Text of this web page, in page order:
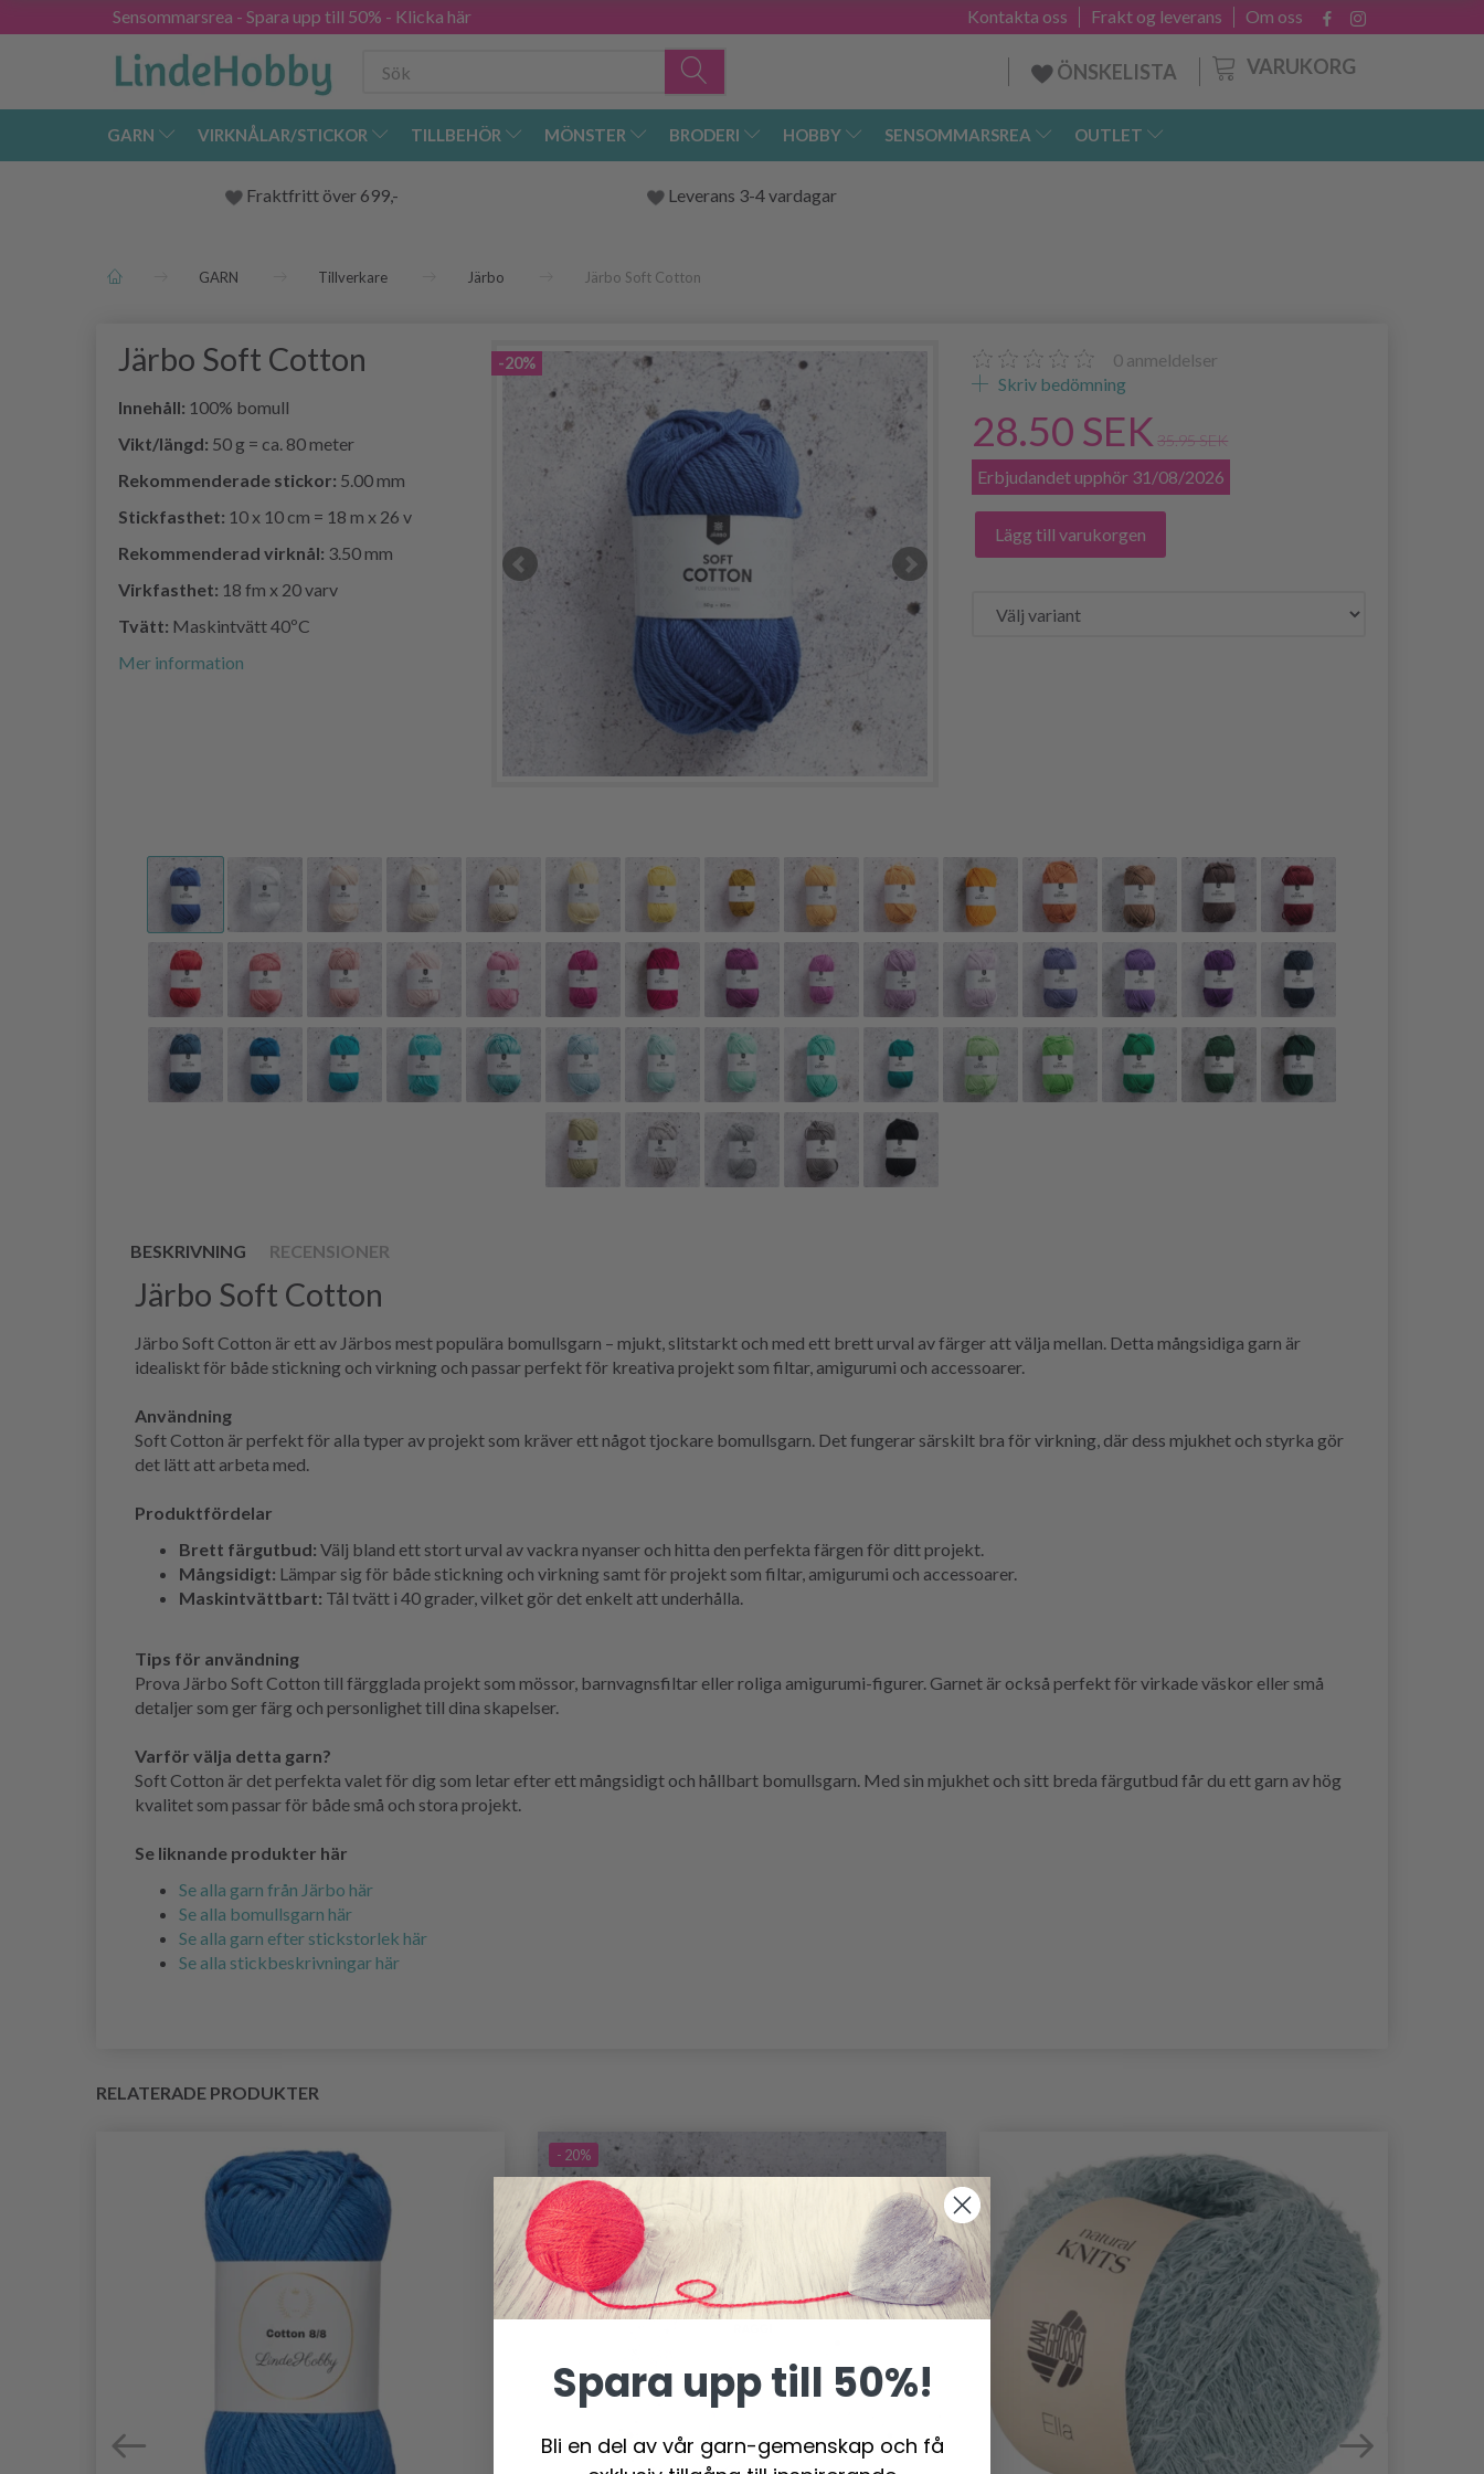
Sensommarsrea - Spara upp till 50% - Klicka här Om oss
Frakt og leverans
Kontakta oss
VARUKORG
ÖNSKELISTA
GARN VIRKNÅLAR/STICKOR TILLBEHÖR MÖNSTER BRODERI HOBBY SENSOMMARSREA OUTLET
Fraktfritt över 699,- Leverans 3-4 vardagar
GARN Tillverkare Järbo Järbo Soft Cotton
Järbo Soft Cotton
Innehåll: 100% bomull
Vikt/längd: 50 g = ca. 80 meter
Rekommenderade stickor: 5.00 mm
Stickfasthet: 10 x 10 cm = 18 m x 26 v
Rekommenderad virknål: 3.50 mm
Virkfasthet: 18 fm x 20 varv
Tvätt: Maskintvätt 40ºC
Mer information
-20% 0 anmeldelser
Skriv bedömning
28.50 SEK 35.95 SEK
Erbjudandet upphör 31/08/2026
Lägg till varukorgen
BESKRIVNING RECENSIONER
Järbo Soft Cotton
Järbo Soft Cotton är ett av Järbos mest populära bomullsgarn – mjukt, slitstarkt och med ett brett urval av färger att välja mellan. Detta mångsidiga garn är
idealiskt för både stickning och virkning och passar perfekt för kreativa projekt som filtar, amigurumi och accessoarer.
Användning
Soft Cotton är perfekt för alla typer av projekt som kräver ett något tjockare bomullsgarn. Det fungerar särskilt bra för virkning, där dess mjukhet och styrka gör
det lätt att arbeta med.
Produktfördelar
Brett färgutbud: Välj bland ett stort urval av vackra nyanser och hitta den perfekta färgen för ditt projekt.
Mångsidigt: Lämpar sig för både stickning och virkning samt för projekt som filtar, amigurumi och accessoarer.
Maskintvättbart: Tål tvätt i 40 grader, vilket gör det enkelt att underhålla.
Tips för användning
Prova Järbo Soft Cotton till färgglada projekt som mössor, barnvagnsfiltar eller roliga amigurumi-figurer. Garnet är också perfekt för virkade väskor eller små
detaljer som ger färg och personlighet till dina skapelser.
Varför välja detta garn?
Soft Cotton är det perfekta valet för dig som letar efter ett mångsidigt och hållbart bomullsgarn. Med sin mjukhet och sitt breda färgutbud får du ett garn av hög
kvalitet som passar för både små och stora projekt.
Se liknande produkter här
Se alla garn från Järbo här
Se alla bomullsgarn här
Se alla garn efter stickstorlek här
Se alla stickbeskrivningar här
RELATERADE PRODUKTER
- 20%
Spara upp till 50%!
Bli en del av vår garn-gemenskap och få